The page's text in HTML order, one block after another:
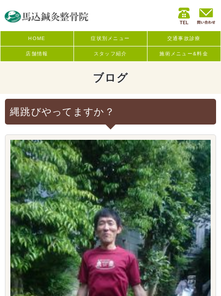
HOME 症状別メニュー 交通事故診療
店舗情報 スタッフ紹介 施術メニュー&料金
ブログ
縄跳びやってますか？